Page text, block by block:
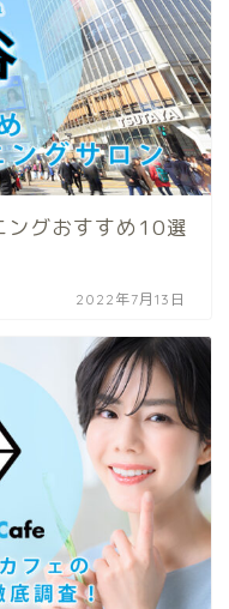
ングおすすめ10選
2022年7月13日